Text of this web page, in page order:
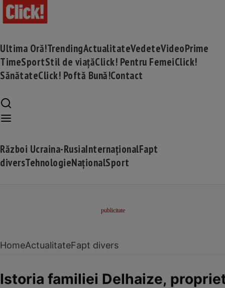
Ultima Oră!TrendingActualitateVedeteVideoPrime
TimeSportStil de viațăClick! Pentru FemeiClick!
SănătateClick! Poftă Bună!Contact
Război Ucraina-RusiaInternaționalFapt
diversTehnologieNaționalSport
HomeActualitateFapt divers
Istoria familiei Delhaize,